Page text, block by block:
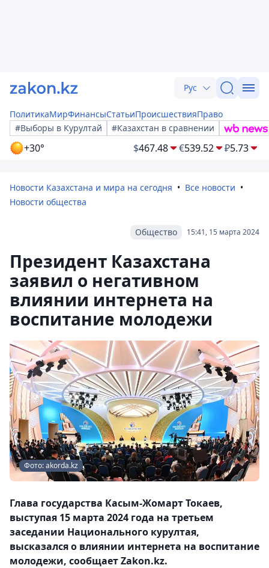
Рус
ПолитикаМирФинансыСтатьиПроисшествияПраво
#Выборы в Курултай
#Казахстан в сравнении
+30° $467.48 €539.52 ₽5.73
Новости Казахстана и мира на сегодня
Все новости
Новости общества
15:41, 15 марта 2024
Общество
Президент Казахстана
заявил о негативном
влиянии интернета на
воспитание молодежи
Фото: akorda.kz
Глава государства Касым-Жомарт Токаев,
выступая 15 марта 2024 года на третьем
заседании Национального курултая,
высказался о влиянии интернета на воспитание
молодежи, сообщает Zakon.kz.